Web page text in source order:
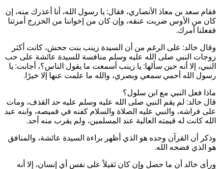
فقام سعد بن معاذ الأنصاري، فقال: يا رسول الله، أنا أعذرك منه، إن
كان من الأوس ضربت عنقه، وإن كان من إخواننا من الخزرج أمرتنا
ففعلنا أمرك.
وقال خالد: على الرغم من أن السيدة زينب بنت جحش، كانت أكثر
زوجات النبي صلى الله عليه وسلم منافسة للسيدة عائشة على حب
النبي، إلا أنه حين سألها: يا زينب أسمعت ما يقول الناس؟، أجابت: يا
رسول الله أحمي سمعي وبصري، والله ما علمت عنها إلا خيرًا.
ماذا فعل النبي مع ابن سلول؟
قال خالد: لم يقم النبي صلى الله عليه وسلم عليه حد القذف، ومات
على فراشه، والنبي عليه الصلاة والسلام كفنه في قميصه، وابنه عبد
الله كانت له قيمته العالية عند المسلمين، ولم يقرب منه أحد.
وذكر أن القرآن وحده هو الذي أظهر براءة السيدة عائشة، والمنافق
هو الذي فضحه الله.
ورأى خالد أن ما حصل وإن كان ثقيلاً على نفس أي إنسان، إلا أنه